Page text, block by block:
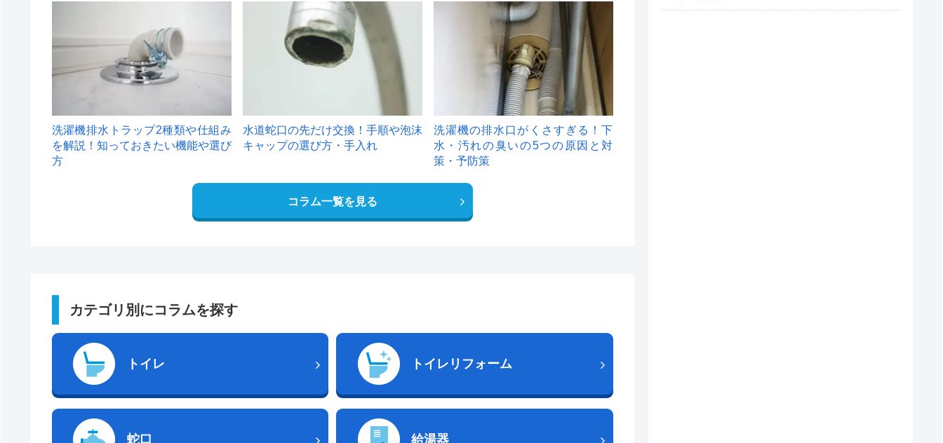
洗濯機排水トラップ2種類や仕組み
を解説！知っておきたい機能や選び
方
水道蛇口の先だけ交換！手順や泡沫
キャップの選び方・手入れ
洗濯機の排水口がくさすぎる！下
水・汚れの臭いの5つの原因と対
策・予防策
コラム一覧を見る
カテゴリ別にコラムを探す
トイレ トイレリフォーム
蛇口 給湯器